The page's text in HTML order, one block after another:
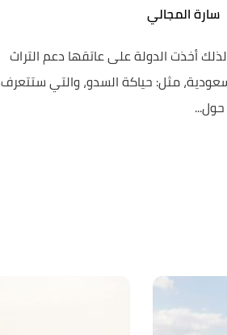
سارة المجالي
أخذت الدولة على عاتقها دعم التراث
مثل: حياكة السدو، والتي ستتعرف